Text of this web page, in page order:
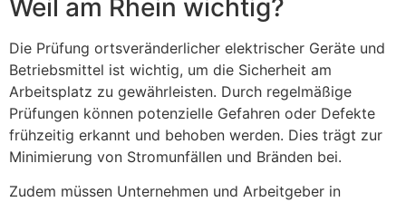
Weil am Rhein wichtig?
Die Prüfung ortsveränderlicher elektrischer Geräte und
Betriebsmittel ist wichtig, um die Sicherheit am
Arbeitsplatz zu gewährleisten. Durch regelmäßige
Prüfungen können potenzielle Gefahren oder Defekte
frühzeitig erkannt und behoben werden. Dies trägt zur
Minimierung von Stromunfällen und Bränden bei.
Zudem müssen Unternehmen und Arbeitgeber in